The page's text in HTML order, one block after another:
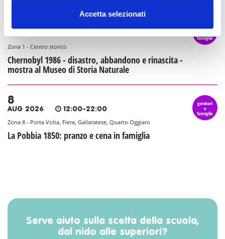
Accetta selezionati
8
Zona 1 - Centro storico
Chernobyl 1986 - disastro, abbandono e rinascita -
mostra al Museo di Storia Naturale
genitori
famiglie
8
AUG 2026 12:00-22:00
Zona 8 - Porta Volta, Fiera, Gallaratese, Quarto Oggiaro
La Pobbia 1850: pranzo e cena in famiglia
genitori
e
famiglie
Serve aiuto sulla scelta della scuola,
dal nido alle superiori?